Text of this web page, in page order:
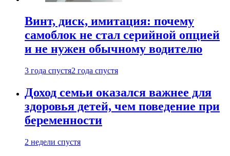
Винт, диск, имитация: почему
самоблок не стал серийной опцией
и не нужен обычному водителю
3 года спустя2 года спустя
Доход семьи оказался важнее для
здоровья детей, чем поведение при
беременности
2 недели спустя